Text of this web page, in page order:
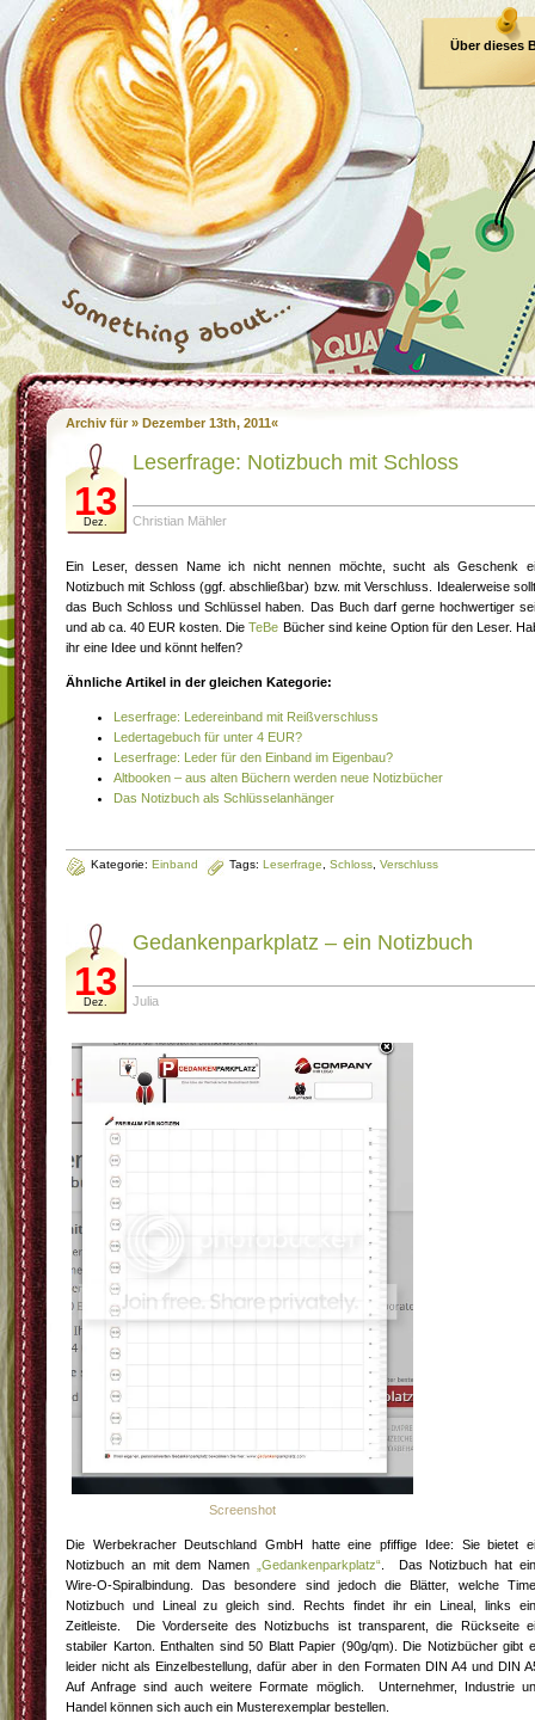
Über dieses
Archiv für » Dezember 13th, 2011«
13
Dez.
Leserfrage: Notizbuch mit Schloss
Christian Mähler
Ein Leser, dessen Name ich nicht nennen möchte, sucht als Geschenk
Notizbuch mit Schloss (ggf. abschließbar) bzw. mit Verschluss. Idealerweise
das Buch Schloss und Schlüssel haben. Das Buch darf gerne hochwertiger
und ab ca. 40 EUR kosten. DieTeBe Bücher sind keine Option für den Leser.
ihr eine Idee und könnt helfen?
Ähnliche Artikel in der gleichen Kategorie:
Leserfrage: Ledereinband mit Reißverschluss
Ledertagebuch für unter 4 EUR?
Leserfrage: Leder für den Einband im Eigenbau?
Altbooken – aus alten Büchern werden neue Notizbücher
Das Notizbuch als Schlüsselanhänger
Kategorie: Einband Tags: Leserfrage Schloss Verschluss
13
Dez.
Gedankenparkplatz – ein Notizbuch
Julia
Screenshot
Die Werbekracher Deutschland GmbH hatte eine pfiffige Idee: Sie bietet
Notizbuch an mit dem Namen
„Gedankenparkplatz“ . Das Notizbuch hat
Wire-O-Spiralbindung. Das besondere sind jedoch die Blätter, welche
Notizbuch und Lineal zu gleich sind. Rechts findet ihr ein Lineal, links
Zeitleiste. Die Vorderseite des Notizbuchs ist transparent, die Rückseite
stabiler Karton. Enthalten sind 50 Blatt Papier (90g/qm). Die Notizbücher gibt
leider nicht als Einzelbestellung, dafür aber in den Formaten DIN A4 und DIN
Auf Anfrage sind auch weitere Formate möglich. Unternehmer, Industrie
Handel können sich auch ein Musterexemplar bestellen.